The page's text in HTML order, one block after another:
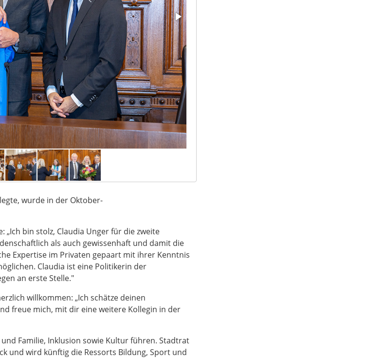
wurde in der Oktober-
„Ich bin stolz, Claudia Unger für die zweite
als auch gewissenhaft und damit die
Expertise im Privaten gepaart mit ihrer Kenntnis
Claudia ist eine Politikerin der
an erste Stelle."
willkommen: „Ich schätze deinen
freue mich, mit dir eine weitere Kollegin in der
und Familie, Inklusion sowie Kultur führen. Stadtrat
und wird künftig die Ressorts Bildung, Sport und